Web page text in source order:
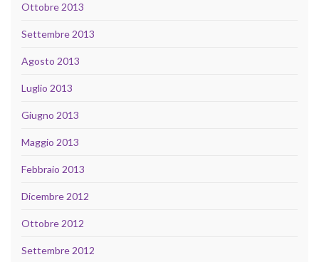
Ottobre 2013
Settembre 2013
Agosto 2013
Luglio 2013
Giugno 2013
Maggio 2013
Febbraio 2013
Dicembre 2012
Ottobre 2012
Settembre 2012